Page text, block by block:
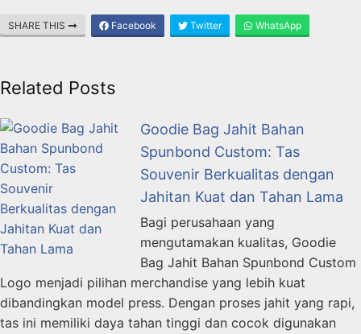
SHARE THIS Facebook Twitter WhatsApp
Related Posts
Goodie Bag Jahit Bahan
Spunbond Custom: Tas
Souvenir Berkualitas dengan
Jahitan Kuat dan Tahan Lama
Bagi perusahaan yang
mengutamakan kualitas, Goodie
Bag Jahit Bahan Spunbond Custom
Logo menjadi pilihan merchandise yang lebih kuat
dibandingkan model press. Dengan proses jahit yang rapi,
tas ini memiliki daya tahan tinggi dan cocok digunakan